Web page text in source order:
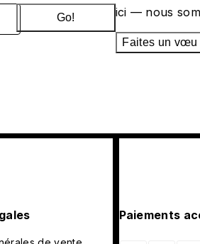
Go!
ici — nous
Faites un vœu
Paiements